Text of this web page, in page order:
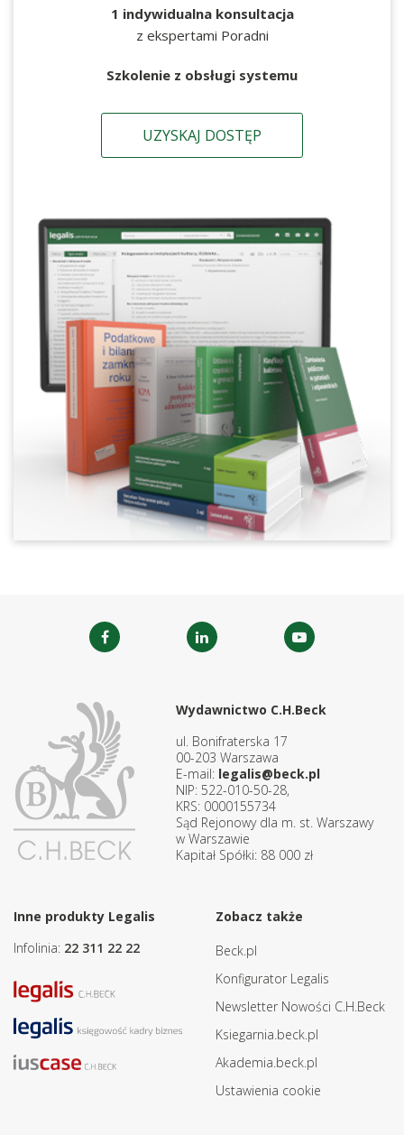
1 indywidualna konsultacja
z ekspertami Poradni
Szkolenie z obsługi systemu
UZYSKAJ DOSTĘP
Wydawnictwo C.H.Beck
ul. Bonifraterska 17
00-203 Warszawa
E-mail: legalis@beck.pl
NIP: 522-010-50-28,
KRS: 0000155734
Sąd Rejonowy dla m. st. Warszawy
w Warszawie
Kapitał Spółki: 88 000 zł
Inne produkty Legalis
Infolinia: 22 311 22 22
Zobacz także
Beck.pl
Konfigurator Legalis
Newsletter Nowości C.H.Beck
Ksiegarnia.beck.pl
Akademia.beck.pl
Ustawienia cookie